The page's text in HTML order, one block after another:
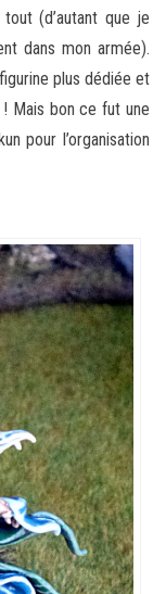
(d’autant que je
dans mon armée).
plus dédiée et
Mais bon ce fut une
pour l’organisation